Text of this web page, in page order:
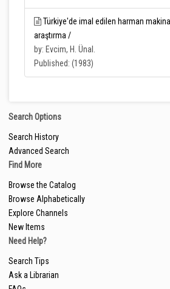
Türkiye'de imal edilen harman
araştırma /
by: Evcim, H. Ünal.
Published: (1983)
Search Options
Search History
Advanced Search
Find More
Browse the Catalog
Browse Alphabetically
Explore Channels
New Items
Need Help?
Search Tips
Ask a Librarian